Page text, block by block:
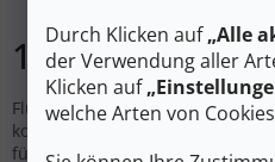
Durch Klicken auf„Alle
der Verwendung aller
Klicken auf
welche Arten von
12 €
Flüssigseife für Flecken ist ein
kostengünstiger und
für weiße und bunte Wäsche. Es